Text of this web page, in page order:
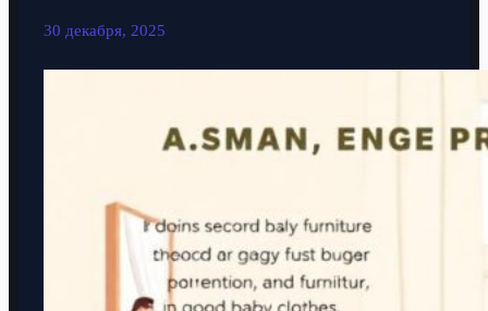
30 декабря, 2025